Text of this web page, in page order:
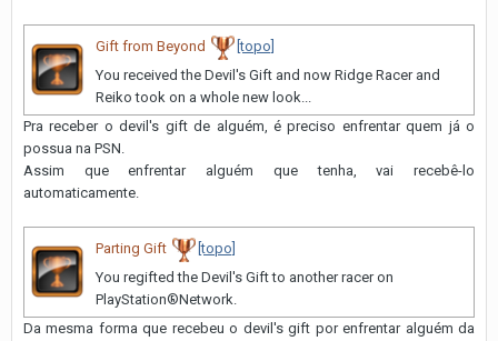
Gift from Beyond
[topo]
You received the Devil's Gift and now Ridge Racer and
Reiko took on a whole new look...
Pra receber o devil's gift de alguém, é preciso enfrentar quem já o
possua na PSN.
Assim que enfrentar alguém que tenha, vai recebê-lo
automaticamente.
Parting Gift
[topo]
You regifted the Devil's Gift to another racer on
PlayStation®Network.
Da mesma forma que recebeu o devil's gift por enfrentar alguém da